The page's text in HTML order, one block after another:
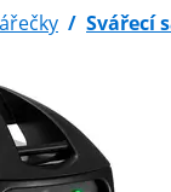
/ Svářecí